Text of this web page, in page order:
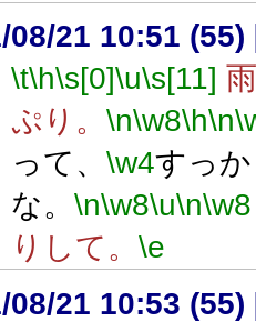
08/21 10:51 (55)
\t\h\s[0]\u\s[11]
ぷり。 \n\w8\h\n
って、 \w4すっ
な。 \n\w8\u\n\w8
りして。 \e
08/21 10:53 (55)